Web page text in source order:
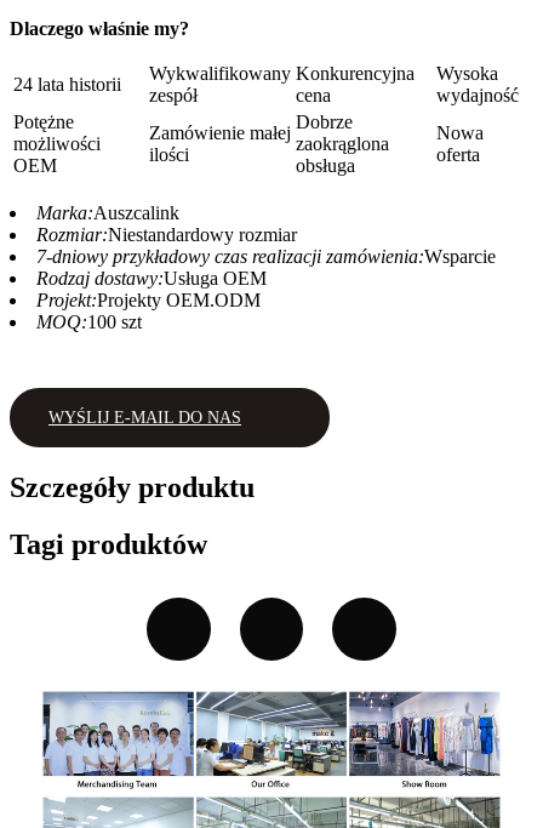
Dlaczego właśnie my?
24 lata historii
Wykwalifikowany
zespół
Konkurencyjna
cena
Wysoka
wydajność
Potężne
możliwości
OEM
Zamówienie małej
ilości
Dobrze
zaokrąglona
obsługa
Nowa
oferta
Marka:Auszcalink
Rozmiar:Niestandardowy rozmiar
7-dniowy przykładowy czas realizacji zamówienia:Wsparcie
Rodzaj dostawy:Usługa OEM
Projekt:Projekty OEM.ODM
MOQ:100 szt
WYŚLIJ E-MAIL DO NAS
Szczegóły produktu
Tagi produktów